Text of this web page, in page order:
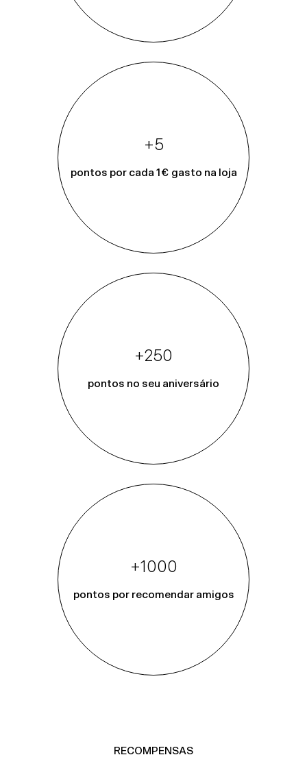
+5
pontos por cada 1€ gasto na loja
+250
pontos no seu aniversário
+1000
pontos por recomendar amigos
RECOMPENSAS